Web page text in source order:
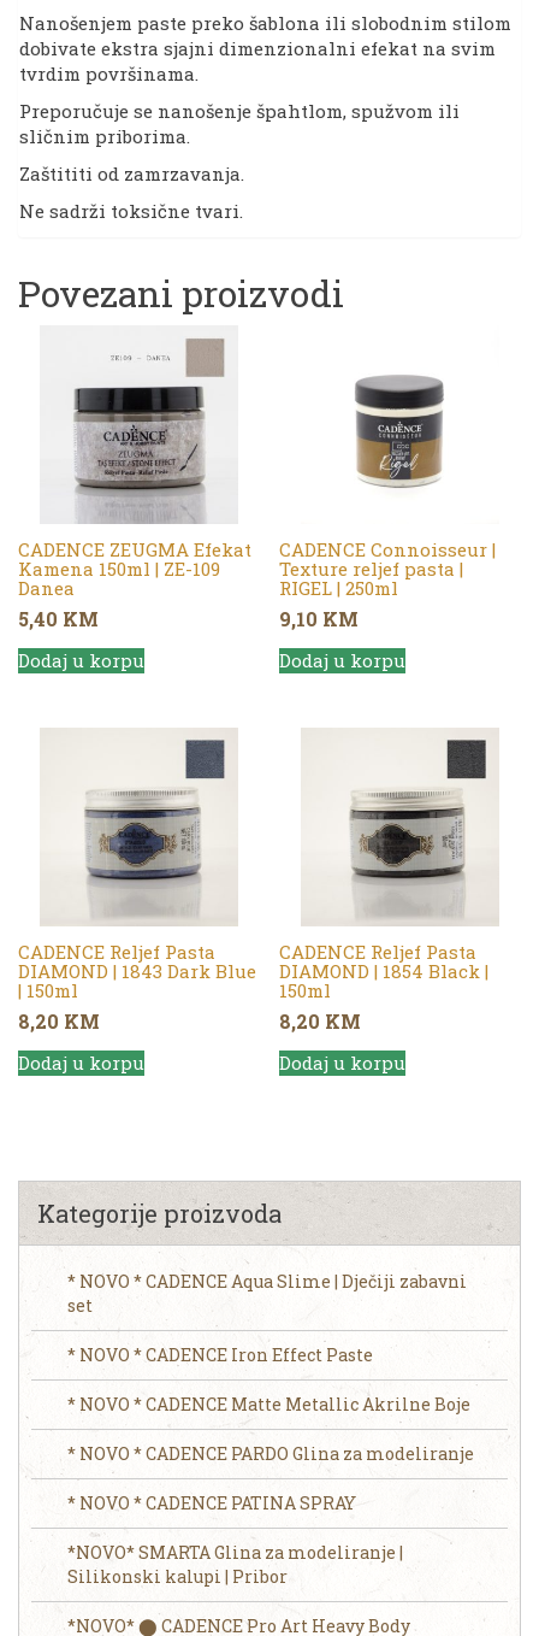
Nanošenjem paste preko šablona ili slobodnim stilom
dobivate ekstra sjajni dimenzionalni efekat na svim
tvrdim površinama.
Preporučuje se nanošenje špahtlom, spužvom ili
sličnim priborima.
Zaštititi od zamrzavanja.
Ne sadrži toksične tvari.
Povezani proizvodi
CADENCE ZEUGMA Efekat
Kamena 150ml | ZE-109
Danea
5,40 KM
Dodaj u korpu
CADENCE Connoisseur |
Texture reljef pasta |
RIGEL | 250ml
9,10 KM
Dodaj u korpu
CADENCE Reljef Pasta
DIAMOND | 1843 Dark Blue
| 150ml
8,20 KM
Dodaj u korpu
CADENCE Reljef Pasta
DIAMOND | 1854 Black |
150ml
8,20 KM
Dodaj u korpu
Kategorije proizvoda
* NOVO * CADENCE Aqua Slime | Dječiji zabavni
set
* NOVO * CADENCE Iron Effect Paste
* NOVO * CADENCE Matte Metallic Akrilne Boje
* NOVO * CADENCE PARDO Glina za modeliranje
* NOVO * CADENCE PATINA SPRAY
*NOVO* SMARTA Glina za modeliranje |
Silikonski kalupi | Pribor
*NOVO* ⬤ CADENCE Pro Art Heavy Body